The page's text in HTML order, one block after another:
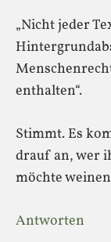
„Nicht jeder
enthalten“.
Stimmt. Es
drauf an, wer
möchte
Antworten